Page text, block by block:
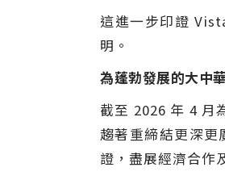
這進一步印證
明。
為蓬勃發展的大中
截至 2026 年 4 月
趨著重締結更深
證，盡展經濟合作